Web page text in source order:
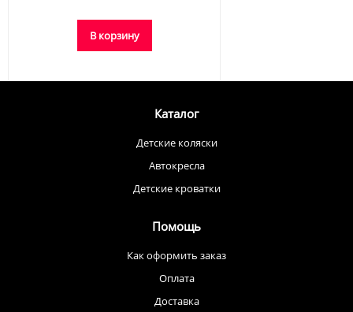
В корзину
Каталог
Детские коляски
Автокресла
Детские кроватки
Помощь
Как оформить заказ
Оплата
Доставка